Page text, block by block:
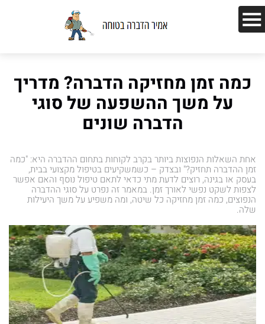
כמה זמן מחזיקה הדברה? מדריך
על משך ההשפעה של סוגי
הדברה שונים
אחת השאלות הנפוצות ביותר בקרב לקוחות בתחום ההדברה היא: "כמה
זמן ההדברה תחזיק?" ובצדק – כשמשקיעים בטיפול מקצועי בבית,
בעסק או בגינה, רוצים לדעת מתי כדאי לתאם טיפול נוסף והאם אפשר
לצפות לשקט נפשי לאורך זמן. במאמר זה נפרט על סוגי ההדברה
הנפוצים, כמה זמן מחזיקה כל שיטה, ומה משפיע על משך היעילות
שלה.